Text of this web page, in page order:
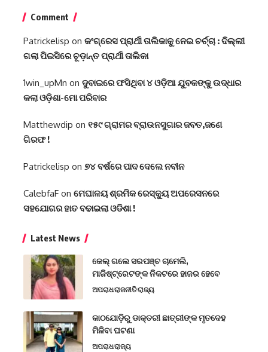
Comment
Patrickelisp on କଂଗ୍ରେସ ପ୍ରାର୍ଥୀ ତାଲିକାକୁ ନେଇ ଚର୍ଚ୍ଚା : ଦିଲ୍ଲୀ
ଗଲା ପିଇସିରେ ଚୂଡ଼ାନ୍ତ ପ୍ରାର୍ଥୀ ତାଲିକା
1win_upMn on ଦୁବାଇରେ ଫସିଥିବା ୪ ଓଡ଼ିଆ ଯୁବକଙ୍କୁ ଉଦ୍ଧାର
କଲା ଓଡ଼ିଶା-ମୋ ପରିବାର
Matthewdip on ୧୫୯ ଗ୍ରାମର ବ୍ରାଉନସୁଗାର ଜବତ,ଜଣେ
ଗିରଫ !
Patrickelisp on ୭୪ ବର୍ଷରେ ପାଦ ଦେଲେ ନବୀନ
CalebfaF on ମେଘାଳୟ ଶ୍ରମିକ ରେସ୍କ୍ୟୁ ଅପରେସନରେ
ସହଯୋଗର ହାତ ବଢାଇଲା ଓଡିଶା !
Latest News
ଜେଲ୍ ଗଲେ ସରପଞ୍ଚ ଚାମେଲି,
ମାଜିଷ୍ଟ୍ରେଟଙ୍କ ନିକଟରେ ହାଜର ହେବେ
ଅପରାଧରାଜନୀତିରାଜ୍ୟ
କାଠଯୋଡ଼ିରୁ ଡାକ୍ତରୀ ଛାତ୍ରୀଙ୍କ ମୃତଦେହ
ମିଳିବା ଘଟଣା
ଅପରାଧରାଜ୍ୟ